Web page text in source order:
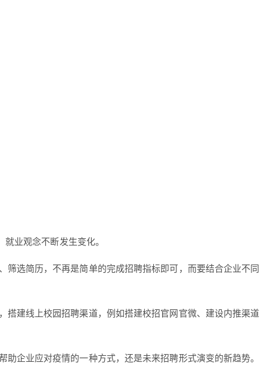
业观念不断发生变化。
选简历，不再是简单的完成招聘指标即可，而要结合企业不同
建线上校园招聘渠道，例如搭建校招官网官微、建设内推渠道
企业应对疫情的一种方式，还是未来招聘形式演变的新趋势。